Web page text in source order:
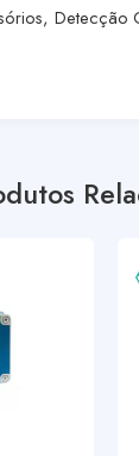
, Detecção